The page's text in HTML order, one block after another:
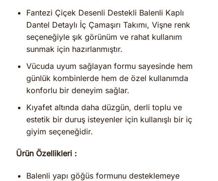
Fantezi Çiçek Desenli Destekli Balenli Kaplı
Dantel Detaylı İç Çamaşırı Takımı, Vişne renk
seçeneğiyle şık görünüm ve rahat kullanım
sunmak için hazırlanmıştır.
Vücuda uyum sağlayan formu sayesinde hem
günlük kombinlerde hem de özel kullanımda
konforlu bir deneyim sağlar.
Kıyafet altında daha düzgün, derli toplu ve
estetik bir duruş isteyenler için kullanışlı bir iç
giyim seçeneğidir.
Ürün Özellikleri :
Balenli yapı göğüs formunu desteklemeye